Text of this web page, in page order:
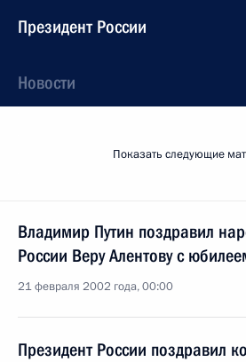
Президент России
Новости
Показать следующие
Владимир Путин поздравил
России Веру Алентову с
21 февраля 2002 года, 00:00
Президент России поздравил